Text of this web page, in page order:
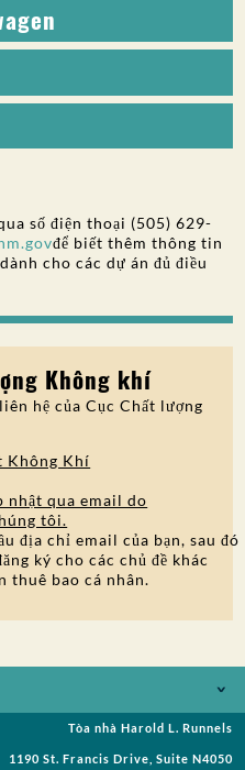
số điện thoại (505) 629-
để biết thêm thông tin
cho các dự án đủ điều
Không khí
hệ của Cục Chất lượng
Không Khí
nhật qua email do
tôi.
địa chỉ email của bạn, sau đó
ký cho các chủ đề khác
thuê bao cá nhân.
Tòa nhà Harold L. Runnels
1190 St. Francis Drive, Suite N4050